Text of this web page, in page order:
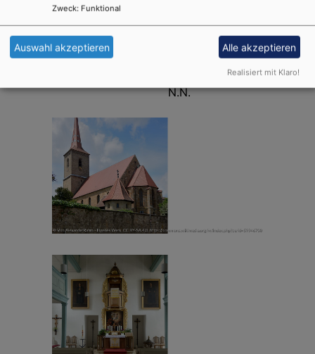
Öffnungszeiten:
Benachbarte
N.N.
Zweck: Funktional
Auswahl akzeptieren Alle akzeptieren
Realisiert mit Klaro!